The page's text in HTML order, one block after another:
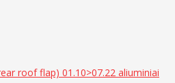
roof flap) 01.10>07.22 aliuminiai